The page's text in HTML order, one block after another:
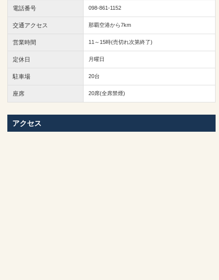
電話番号 098-861-1152
交通アクセス 那覇空港から7km
営業時間 11～15時(売切れ次第終了)
定休日 月曜日
駐車場 20台
座席 20席(全席禁煙)
アクセス